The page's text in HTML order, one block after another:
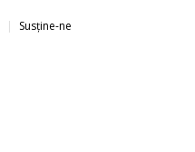
Susține-ne